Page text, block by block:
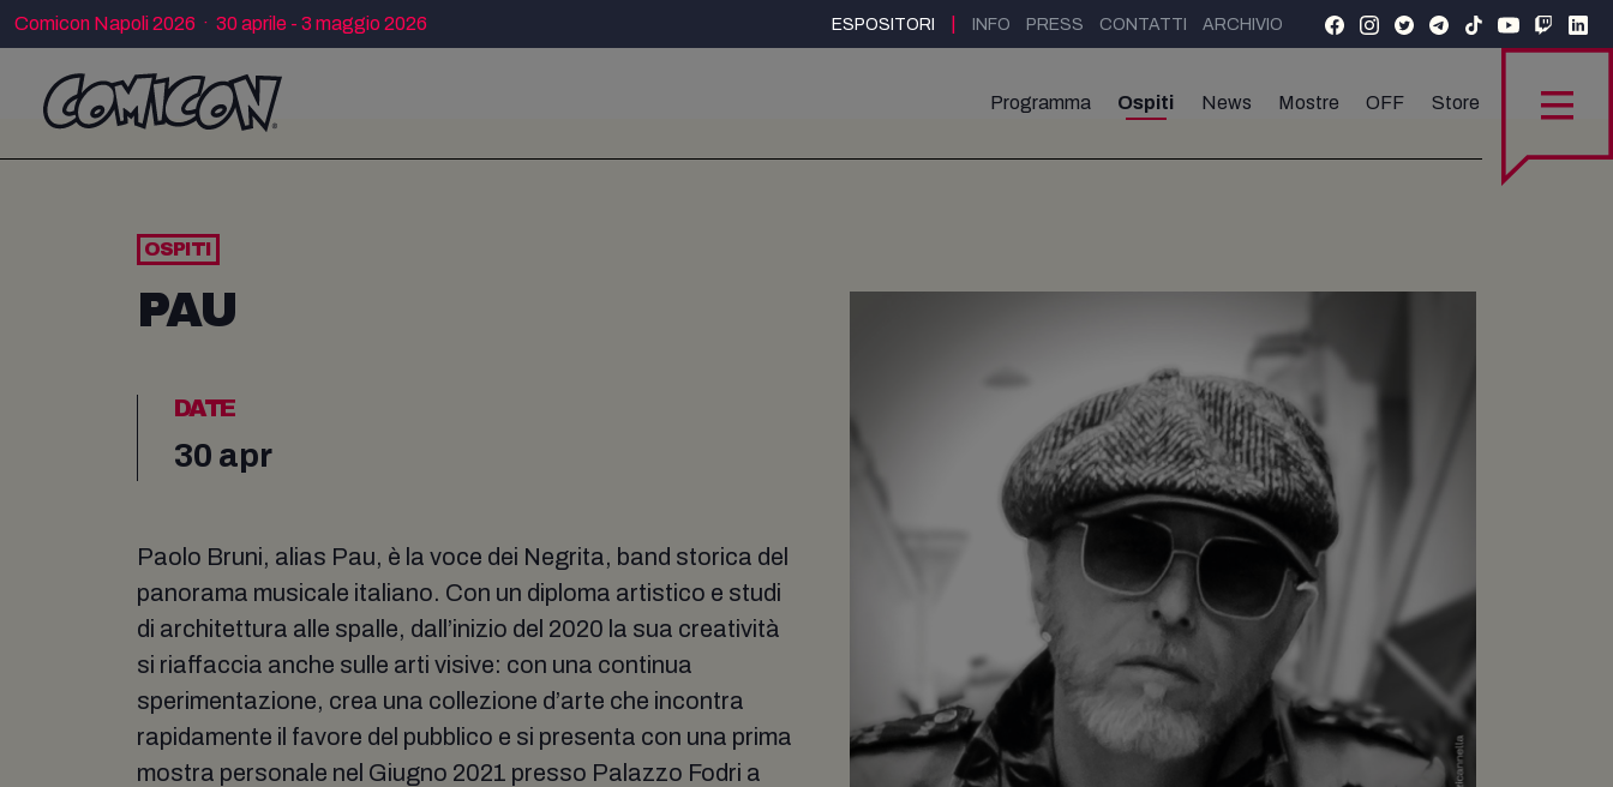
Comicon Napoli 2026 · 30 aprile - 3 maggio 2026 ESPOSITORI INFO PRESS CONTATTI ARCHIVIO
Programma Ospiti News Mostre OFF Store
OSPITI
PAU
DATE
30 apr
Paolo Bruni, alias Pau, è la voce dei Negrita, band storica del
panorama musicale italiano. Con un diploma artistico e studi
di architettura alle spalle, dall’inizio del 2020 la sua creatività
si riaffaccia anche sulle arti visive: con una continua
sperimentazione, crea una collezione d’arte che incontra
rapidamente il favore del pubblico e si presenta con una prima
mostra personale nel Giugno 2021 presso Palazzo Fodri a